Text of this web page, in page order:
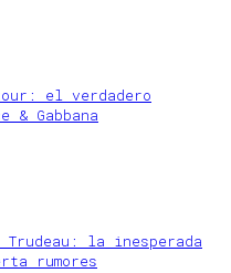
el verdadero
& Gabbana
la inesperada
rumores